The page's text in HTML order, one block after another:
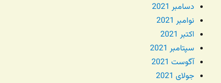
دسامبر 2021
نوامبر 2021
اکتبر 2021
سپتامبر 2021
آگوست 2021
جولای 2021